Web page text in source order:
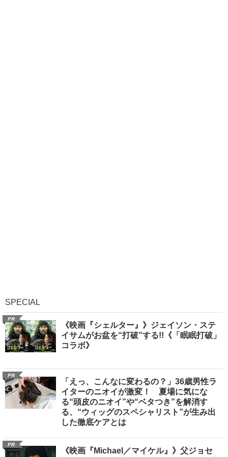
SPECIAL
PR
《映画『シェルター』》ジェイソン・ステ
イサムがお盆を“打破”する!!《「眠眠打破」
コラボ》
PR
「えっ、こんなに変わるの？」36歳男性ラ
イターのニオイが激変！ 夏場に気にな
る“頭皮のニオイ”や“ベタつき”を解消す
る、“ウィッグのスペシャリスト”が生み出
した徹底ケアとは
PR
《映画『Michael／マイケル』》父ジョセ